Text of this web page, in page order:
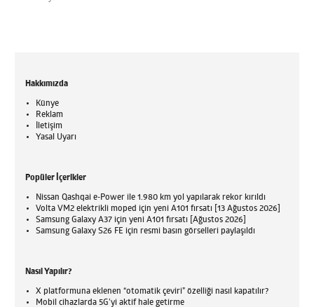
Hakkımızda
Künye
Reklam
İletişim
Yasal Uyarı
Popüler İçerikler
Nissan Qashqai e-Power ile 1.980 km yol yapılarak rekor kırıldı
Volta VM2 elektrikli moped için yeni A101 fırsatı [13 Ağustos 2026]
Samsung Galaxy A37 için yeni A101 fırsatı [Ağustos 2026]
Samsung Galaxy S26 FE için resmi basın görselleri paylaşıldı
Nasıl Yapılır?
X platformuna eklenen “otomatik çeviri” özelliği nasıl kapatılır?
Mobil cihazlarda 5G’yi aktif hale getirme